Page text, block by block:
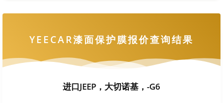
YEECAR漆面保护膜报价查询结果
进口JEEP，大切诺基，-G6